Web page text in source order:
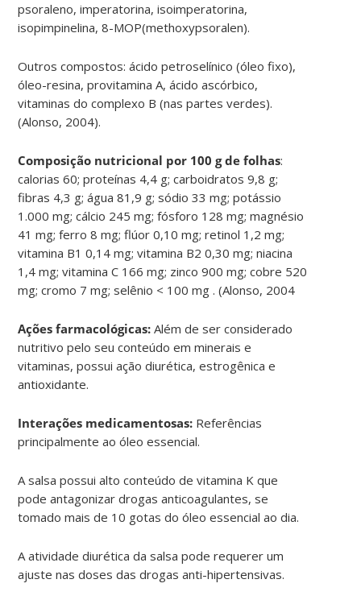
psoraleno, imperatorina, isoimperatorina,
isopimpinelina, 8-MOP(methoxypsoralen).
Outros compostos: ácido petroselínico (óleo fixo),
óleo-resina, provitamina A, ácido ascórbico,
vitaminas do complexo B (nas partes verdes).
(Alonso, 2004).
Composição nutricional por 100 g de folhas:
calorias 60; proteínas 4,4 g; carboidratos 9,8 g;
fibras 4,3 g; água 81,9 g; sódio 33 mg; potássio
1.000 mg; cálcio 245 mg; fósforo 128 mg; magnésio
41 mg; ferro 8 mg; flúor 0,10 mg; retinol 1,2 mg;
vitamina B1 0,14 mg; vitamina B2 0,30 mg; niacina
1,4 mg; vitamina C 166 mg; zinco 900 mg; cobre 520
mg; cromo 7 mg; selênio < 100 mg . (Alonso, 2004
Ações farmacológicas: Além de ser considerado
nutritivo pelo seu conteúdo em minerais e
vitaminas, possui ação diurética, estrogênica e
antioxidante.
Interações medicamentosas: Referências
principalmente ao óleo essencial.
A salsa possui alto conteúdo de vitamina K que
pode antagonizar drogas anticoagulantes, se
tomado mais de 10 gotas do óleo essencial ao dia.
A atividade diurética da salsa pode requerer um
ajuste nas doses das drogas anti-hipertensivas.